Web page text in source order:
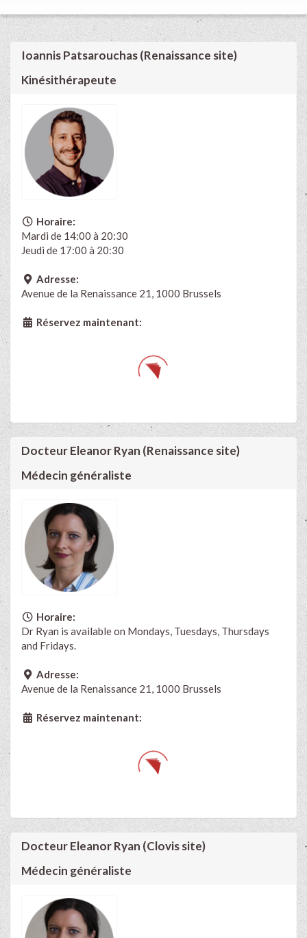
Ioannis Patsarouchas (Renaissance site)
Kinésithérapeute
Horaire:
Mardi de 14:00 à 20:30
Jeudi de 17:00 à 20:30
Adresse:
Avenue de la Renaissance 21, 1000 Brussels
Réservez maintenant:
Docteur Eleanor Ryan (Renaissance site)
Médecin généraliste
Horaire:
Dr Ryan is available on Mondays, Tuesdays, Thursdays
and Fridays.
Adresse:
Avenue de la Renaissance 21, 1000 Brussels
Réservez maintenant:
Docteur Eleanor Ryan (Clovis site)
Médecin généraliste